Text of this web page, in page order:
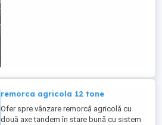
remorca agricola 12 tone
Ofer spre vânzare remorcă agricolă cu
două axe tandem în stare bună cu sistem